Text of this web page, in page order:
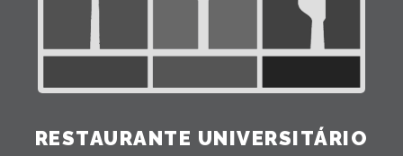
RESTAURANTE UNIVERSITÁRIO